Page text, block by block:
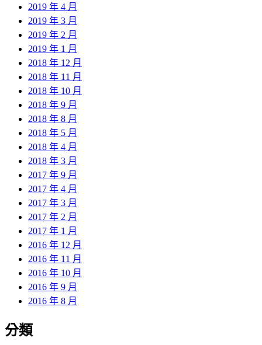
2019 年 4 月
2019 年 3 月
2019 年 2 月
2019 年 1 月
2018 年 12 月
2018 年 11 月
2018 年 10 月
2018 年 9 月
2018 年 8 月
2018 年 5 月
2018 年 4 月
2018 年 3 月
2017 年 9 月
2017 年 4 月
2017 年 3 月
2017 年 2 月
2017 年 1 月
2016 年 12 月
2016 年 11 月
2016 年 10 月
2016 年 9 月
2016 年 8 月
分類